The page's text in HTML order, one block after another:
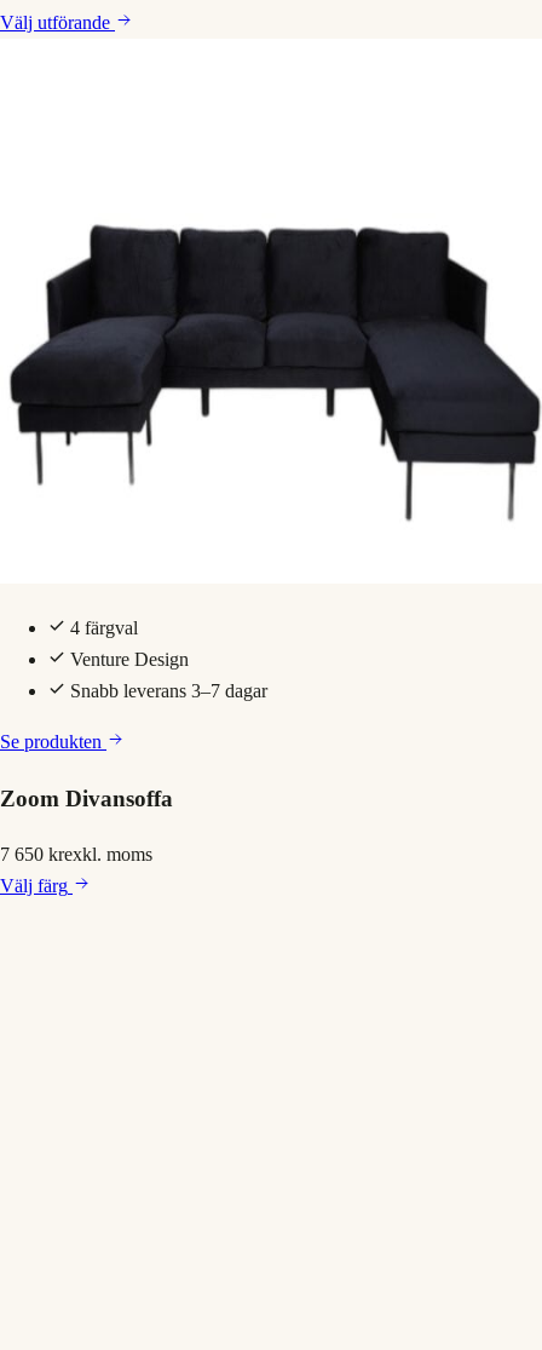
Välj utförande
4 färgval
Venture Design
Snabb leverans 3–7 dagar
Se produkten
Zoom Divansoffa
7 650 krexkl. moms
Välj färg